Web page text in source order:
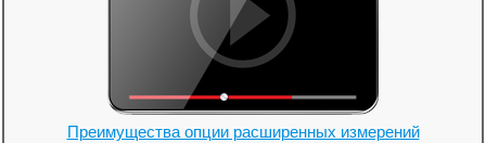
Преимущества опции расширенных измерений